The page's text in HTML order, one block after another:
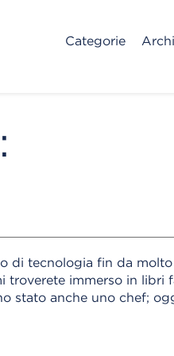
Categorie
di tecnologia fin da
troverete immerso in libri
stato anche uno chef;